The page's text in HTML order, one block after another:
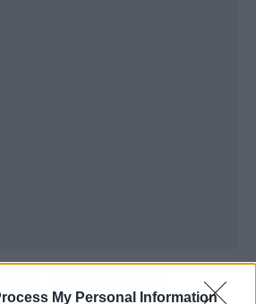
My Personal Information
Siguiente